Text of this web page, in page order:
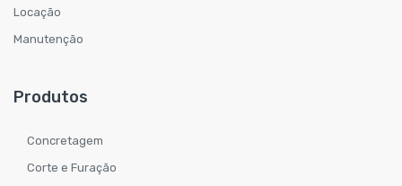
Locação
Manutenção
Produtos
Concretagem
Corte e Furação